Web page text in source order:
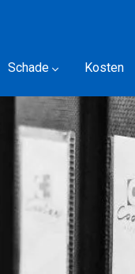
Schade Kosten